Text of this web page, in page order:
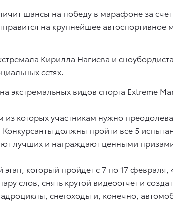
шансы на победу в марафоне за счет
на крупнейшее автоспортивное
Кирилла Нагиева и
сетях.
видов спорта Extreme
которых участникам нужно
должны пройти все 5
лучших и награждают ценными
который пройдет с 7 по 17
слов, снять крутой видеоотчет и
снегоходы и, конечно,